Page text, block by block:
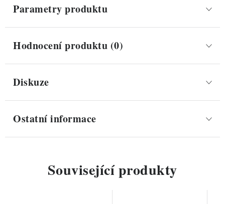
Parametry produktu
Hodnocení produktu (0)
Diskuze
Ostatní informace
Související produkty